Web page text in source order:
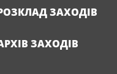
ЗАХОДІВ
ЗАХОДІВ